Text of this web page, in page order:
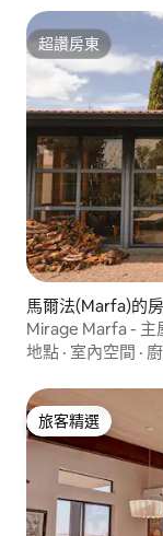
超讚房東
超讚房東
馬爾法(Marfa)的
Mirage Marfa - 主
地點 · 室內空間 ·
旅客精選
旅客精選